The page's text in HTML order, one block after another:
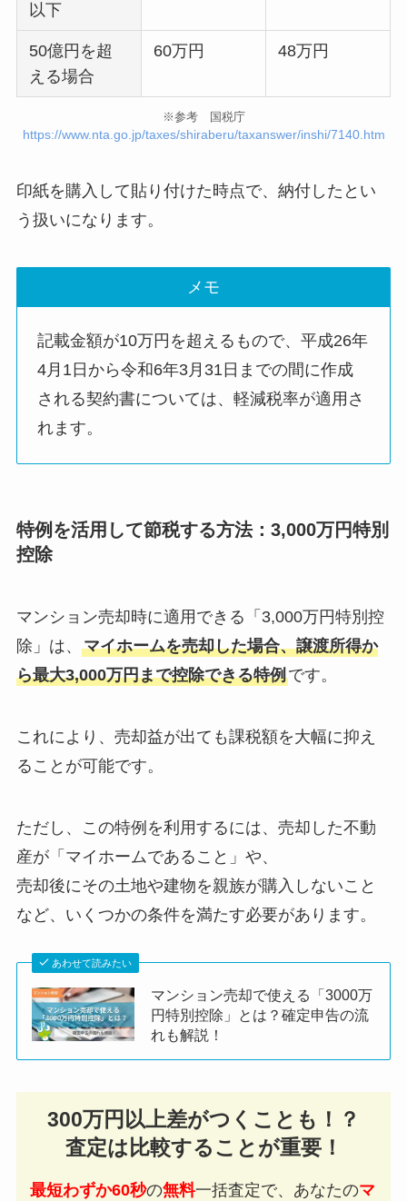
以下
50億円を超
える場合
60万円 48万円
※参考 国税庁
https://www.nta.go.jp/taxes/shiraberu/taxanswer/inshi/7140.htm
印紙を購入して貼り付けた時点で、納付したとい
う扱いになります。
メモ
記載金額が10万円を超えるもので、平成26年
4月1日から令和6年3月31日までの間に作成
される契約書については、軽減税率が適用さ
れます。
特例を活用して節税する方法：3,000万円特別
控除
マンション売却時に適用できる「3,000万円特別控
除」は、 マイホームを売却した場合、譲渡所得か
ら最大3,000万円まで控除できる特例です。
これにより、売却益が出ても課税額を大幅に抑え
ることが可能です。
ただし、この特例を利用するには、売却した不動
産が「マイホームであること」や、
売却後にその土地や建物を親族が購入しないこと
など、いくつかの条件を満たす必要があります。
あわせて読みたい
マンション売却で使える「3000万
円特別控除」とは？確定申告の流
れも解説！
300万円以上差がつくことも！？
査定は比較することが重要！
最短わずか60秒の無料一括査定で、あなたのマ